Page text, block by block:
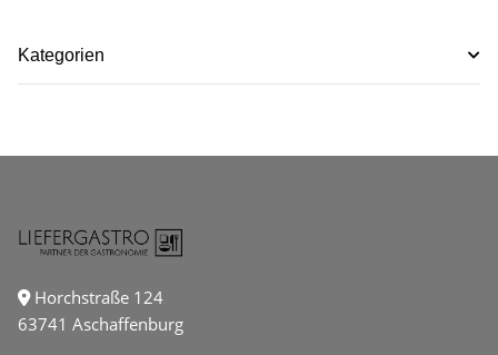
Kategorien
Horchstraße 124
63741 Aschaffenburg